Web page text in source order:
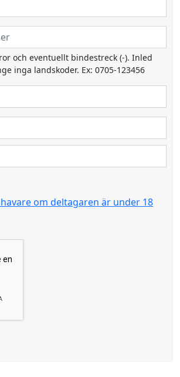
och eventuellt bindestreck (-). Inled
inga landskoder. Ex: 0705-123456
om deltagaren är under 18